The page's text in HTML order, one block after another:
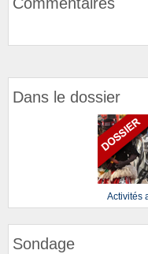
Dans le dossier
Activités
Sondage